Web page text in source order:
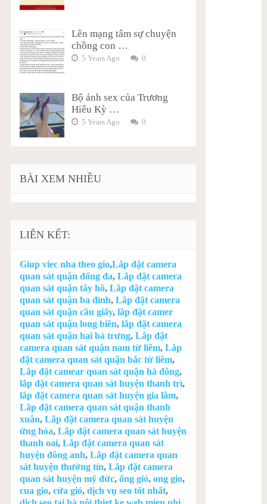
Lên mạng tâm sự chuyện
chồng con …
5 Years Ago 0
Bộ ảnh sex của Trương
Hiểu Kỳ …
5 Years Ago 0
BÀI XEM NHIỀU
LIÊN KẾT:
Giup viec nha theo gio,Lắp đặt camera
quan sát quận đống đa, Lắp đặt camera
quan sát quận tây hồ, Lắp đặt camera
quan sát quận ba đình, Lắp đặt camera
quan sát quận cầu giấy, lắp đặt camer
quan sát quận long biên, lắp đặt camera
quan sát quận hai bà trưng, Lắp đặt
camera quan sát quận nam từ liêm, Lắp
đặt camera quan sát quận bắc từ liêm,
Lắp đặt camear quan sát quận hà đông,
lắp đặt camera quan sát huyện thanh trì,
lắp đặt camera quan sát huyện gia lâm,
Lắp đặt camera quan sát quận thanh
xuân, Lắp đặt camera quan sát huyện
ứng hòa, Lắp đặt camera quan sát huyện
thanh oai, Lắp đặt camera quan sát
huyện đông anh, Lắp đặt camera quan
sát huyện thường tín, Lắp đặt camera
quan sát huyện mỹ đức, ống gió, ong gio,
cua gio, cửa gió, dịch vụ seo tốt nhất,